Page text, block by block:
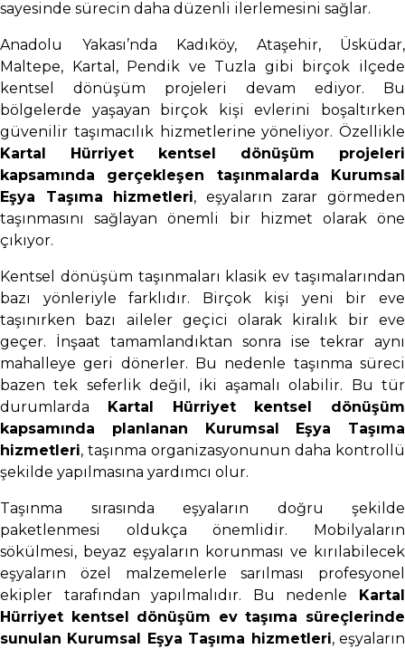
sayesinde sürecin daha düzenli ilerlemesini sağlar.
Anadolu Yakası’nda Kadıköy, Ataşehir, Üsküdar,
Maltepe, Kartal, Pendik ve Tuzla gibi birçok ilçede
kentsel dönüşüm projeleri devam ediyor. Bu
bölgelerde yaşayan birçok kişi evlerini boşaltırken
güvenilir taşımacılık hizmetlerine yöneliyor. Özellikle
Kartal Hürriyet kentsel dönüşüm projeleri
kapsamında gerçekleşen taşınmalarda Kurumsal
Eşya Taşıma hizmetleri, eşyaların zarar görmeden
taşınmasını sağlayan önemli bir hizmet olarak öne
çıkıyor.
Kentsel dönüşüm taşınmaları klasik ev taşımalarından
bazı yönleriyle farklıdır. Birçok kişi yeni bir eve
taşınırken bazı aileler geçici olarak kiralık bir eve
geçer. İnşaat tamamlandıktan sonra ise tekrar aynı
mahalleye geri dönerler. Bu nedenle taşınma süreci
bazen tek seferlik değil, iki aşamalı olabilir. Bu tür
durumlarda
Kartal Hürriyet kentsel dönüşüm
kapsamında planlanan Kurumsal Eşya Taşıma
hizmetleri, taşınma organizasyonunun daha kontrollü
şekilde yapılmasına yardımcı olur.
Taşınma sırasında eşyaların doğru şekilde
paketlenmesi oldukça önemlidir. Mobilyaların
sökülmesi, beyaz eşyaların korunması ve kırılabilecek
eşyaların özel malzemelerle sarılması profesyonel
ekipler tarafından yapılmalıdır. Bu nedenle
Kartal
Hürriyet kentsel dönüşüm ev taşıma süreçlerinde
sunulan Kurumsal Eşya Taşıma hizmetleri, eşyaların